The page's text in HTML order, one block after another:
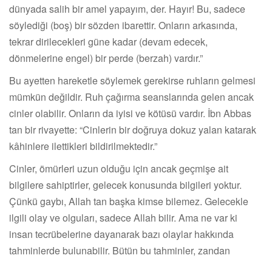
dünyada salih bir amel yapayım, der. Hayır! Bu, sadece
söylediği (boş) bir sözden ibarettir. Onların arkasında,
tekrar dirilecekleri güne kadar (devam edecek,
dönmelerine engel) bir perde (berzah) vardır.”
Bu ayetten hareketle söylemek gerekirse ruhların gelmesi
mümkün değildir. Ruh çağırma seanslarında gelen ancak
cinler olabilir. Onların da iyisi ve kötüsü vardır. İbn Abbas
tan bir rivayette: “Cinlerin bir doğruya dokuz yalan katarak
kâhinlere ilettikleri bildirilmektedir.”
Cinler, ömürleri uzun olduğu için ancak geçmişe ait
bilgilere sahiptirler, gelecek konusunda bilgileri yoktur.
Çünkü gaybı, Allah tan başka kimse bilemez. Gelecekle
ilgili olay ve olguları, sadece Allah bilir. Ama ne var ki
insan tecrübelerine dayanarak bazı olaylar hakkında
tahminlerde bulunabilir. Bütün bu tahminler, zandan